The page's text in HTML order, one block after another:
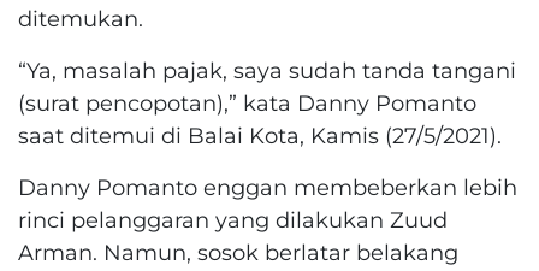
ditemukan.
“Ya, masalah pajak, saya sudah tanda tangani
(surat pencopotan),” kata Danny Pomanto
saat ditemui di Balai Kota, Kamis (27/5/2021).
Danny Pomanto enggan membeberkan lebih
rinci pelanggaran yang dilakukan Zuud
Arman. Namun, sosok berlatar belakang